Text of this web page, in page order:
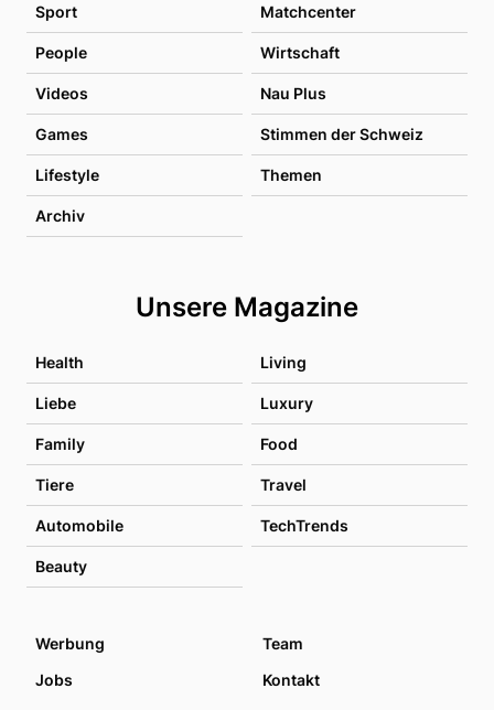
Sport Matchcenter
People Wirtschaft
Videos Nau Plus
Games Stimmen der Schweiz
Lifestyle Themen
Archiv
Unsere Magazine
Health Living
Liebe Luxury
Family Food
Tiere Travel
Automobile TechTrends
Beauty
Werbung
Team
Jobs
Kontakt